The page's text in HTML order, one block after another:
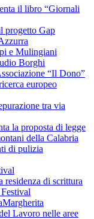
il libro “Giornali
progetto Gap
e Mulingiani
Borghi
“Il Dono”
europeo
tra via
la proposta di legge
della Calabria
di pulizia
di scrittura
Lavoro nelle aree